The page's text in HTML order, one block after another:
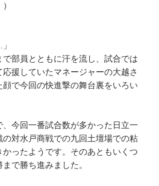
部員とともに汗を流し、試合では
援していたマネージャーの大越さ
で今回の快進撃の舞台裏をいろい
、今回一番試合数が多かった日立一
対水戸商戦での九回土壇場での粘
かったようです。そのあともいくつ
で勝ち進みました。